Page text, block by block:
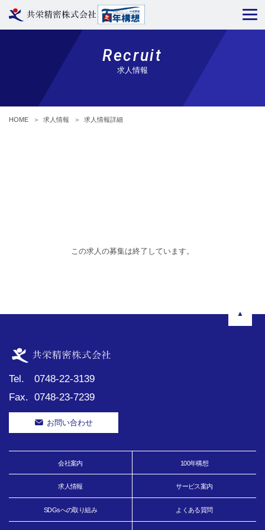
Recruit
求人情報
HOME ＞ 求人情報 ＞ 求人情報詳細
この求人の募集は終了しています。
Tel.
0748-22-3139
Fax. 0748-23-7239
お問い合わせ
会社案内 100年構想
求人情報 サービス案内
SDGsへの取り組み よくある質問
▲